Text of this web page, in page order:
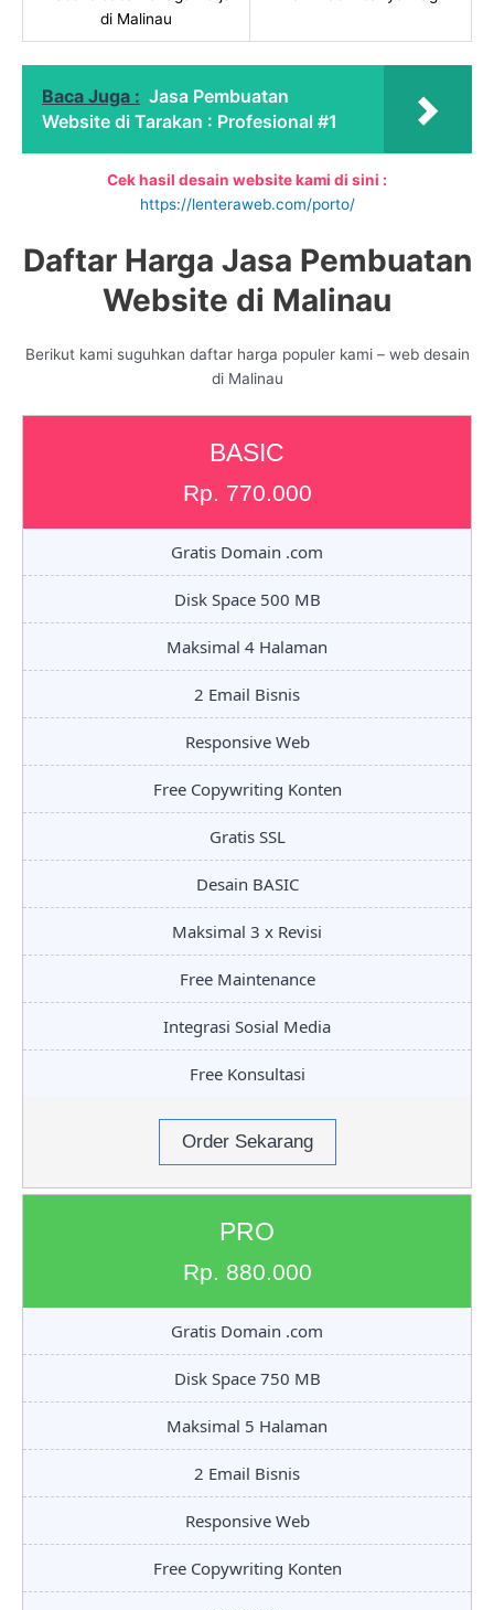
di Malinau
Baca Juga : Jasa Pembuatan
Website di Tarakan : Profesional #1
Cek hasil desain website kami di sini :
https://lenteraweb.com/porto/
Daftar Harga Jasa Pembuatan
Website di Malinau
Berikut kami suguhkan daftar harga populer kami – web desain
di Malinau
BASIC
Rp. 770.000
Gratis Domain .com
Disk Space 500 MB
Maksimal 4 Halaman
2 Email Bisnis
Responsive Web
Free Copywriting Konten
Gratis SSL
Desain BASIC
Maksimal 3 x Revisi
Free Maintenance
Integrasi Sosial Media
Free Konsultasi
Order Sekarang
PRO
Rp. 880.000
Gratis Domain .com
Disk Space 750 MB
Maksimal 5 Halaman
2 Email Bisnis
Responsive Web
Free Copywriting Konten